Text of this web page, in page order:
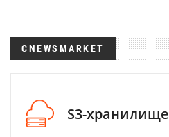
CNEWSMARKET
S3-хранилище